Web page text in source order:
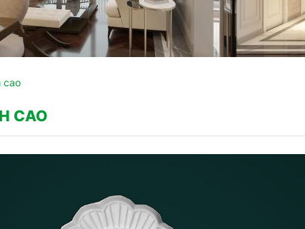
cao
CAO